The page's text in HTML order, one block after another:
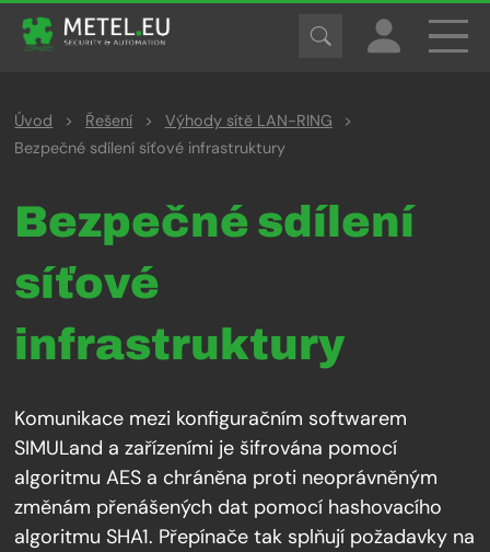
Úvod > Řešení > Výhody sítě LAN-RING
>
Bezpečné sdílení síťové infrastruktury
Bezpečné sdílení
síťové
infrastruktury
Komunikace mezi konfiguračním softwarem
SIMULand a zařízeními je šifrována pomocí
algoritmu AES a chráněna proti neoprávněným
změnám přenášených dat pomocí hashovacího
algoritmu SHA1. Přepínače tak splňují požadavky na